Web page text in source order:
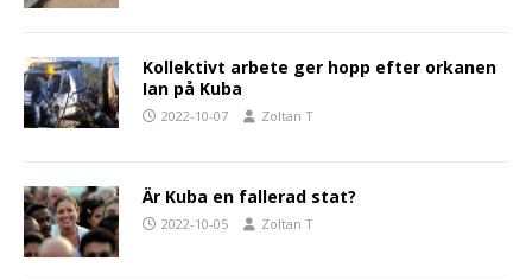
Kollektivt arbete ger hopp efter orkanen
Ian på Kuba
2022-10-07 Zoltan T
Är Kuba en fallerad stat?
2022-10-05 Zoltan T